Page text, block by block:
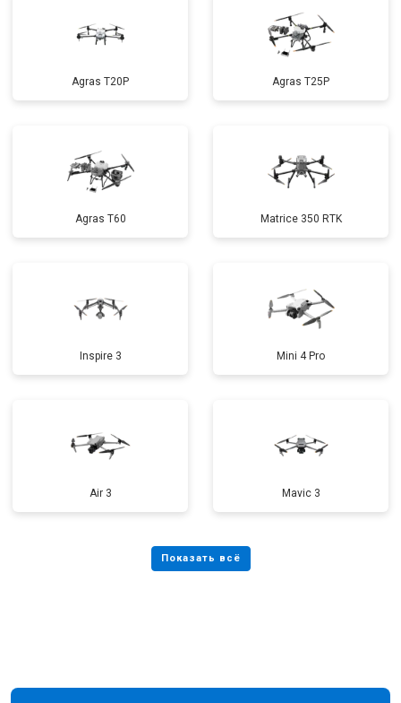
Agras T20P Agras T25P
Agras T60 Matrice 350 RTK
Inspire 3 Mini 4 Pro
Air 3 Mavic 3